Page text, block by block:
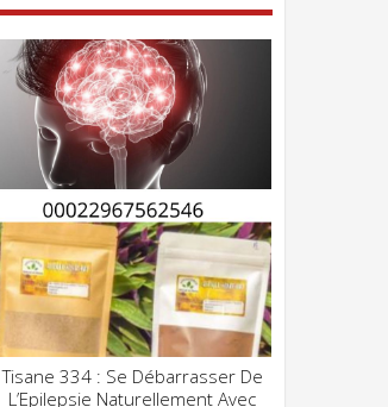
CLIQUEZ POUR VOIR
ADD WISHLIST
Tisane 334 : Se Débarrasser De
L’Epilepsie Naturellement Avec